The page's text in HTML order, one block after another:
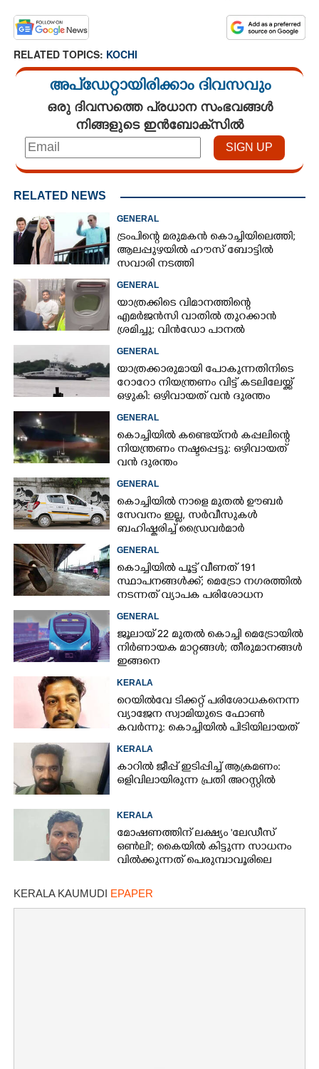
RELATED TOPICS: KOCHI
അപ്ഡേറ്റായിരിക്കാം ദിവസവും
ഒരു ദിവസത്തെ പ്രധാന സംഭവങ്ങൾ
നിങ്ങളുടെ ഇൻബോക്സിൽ
RELATED NEWS
GENERAL
ട്രംപിന്റെ മരുമകൻ കൊച്ചിയിലെത്തി;
ആലപ്പുഴയിൽ ഹൗസ് ബോട്ടിൽ
സവാരി നടത്തി
GENERAL
യാത്രക്കിടെ വിമാനത്തിന്റെ
എമർജൻസി വാതിൽ തുറക്കാൻ
ശ്രമിച്ചു; വിൻഡോ പാനൽ
നെടുമ്പാശേരിയിൽ മലയാളി
അറസ്റ്റിൽ
GENERAL
യാത്രക്കാരുമായി പോകുന്നതിനിടെ
റോറോ നിയന്ത്രണം വിട്ട് കടലിലേയ്ക്ക്
ഒഴുകി: ഒഴിവായത് വൻ ദുരന്തം
GENERAL
കൊച്ചിയിൽ കണ്ടെയ്നർ കപ്പലിന്റെ
നിയന്ത്രണം നഷ്ടപ്പെട്ടു: ഒഴിവായത്
വൻ ദുരന്തം
GENERAL
കൊച്ചിയിൽ നാളെ മുതൽ ഊബ‌ർ
സേവനം ഇല്ല,​ സർവീസുകൾ
ബഹിഷ്കരിച്ച് ഡ്രൈവർമാർ
GENERAL
കൊച്ചിയില്‍ പൂട്ട് വീണത് 191
സ്ഥാപനങ്ങള്‍ക്ക്; മെട്രോ നഗരത്തില്‍
നടന്നത് വ്യാപക പരിശോധന
GENERAL
ജൂലായ് 22 മുതല്‍ കൊച്ചി മെട്രോയില്‍
നിര്‍ണായക മാറ്റങ്ങള്‍; തീരുമാനങ്ങള്‍
ഇങ്ങനെ
KERALA
റെയിൽവേ ടിക്കറ്റ് പരിശോധകനെന്ന
വ്യാജേന സ്വാമിയുടെ ഫോൺ
കവർന്നു: കൊച്ചിയിൽ പിടിയിലായത്
തട്ടിപ്പുവീരൻ
KERALA
കാറിൽ ജീപ്പ് ഇടിപ്പിച്ച് ആക്രമണം:
ഒളിവിലായിരുന്ന പ്രതി അറസ്റ്റിൽ
KERALA
മോഷണത്തിന് ലക്ഷ്യം 'ലേഡീസ്
ഒണ്‍ലി'; കൈയില്‍ കിട്ടുന്ന സാധനം
വില്‍ക്കുന്നത് പെരുമ്പാവൂരിലെ
KERALA KAUMUDI EPAPER
×
Copy Link